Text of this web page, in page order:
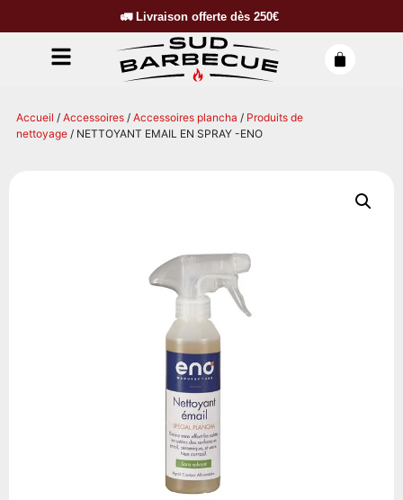
🚛 Livraison offerte dès 250€
Accueil / Accessoires / Accessoires plancha / Produits de
nettoyage / NETTOYANT EMAIL EN SPRAY -ENO